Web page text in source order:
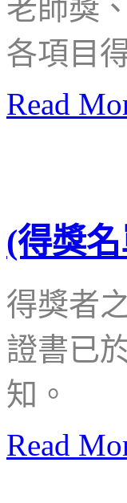
老師獎
各項目
Read
(得獎
得獎者
證書已
知。
Read